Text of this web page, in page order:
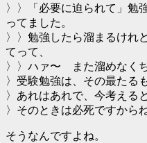
〉〉「必要に迫られて」勉
ってました。
〉〉勉強したら溜まるけれ
てって、
〉〉ハァ〜 また溜めなく
〉受験勉強は、その最たる
〉あれはあれで、今考える
〉そのときは必死ですからね
そうなんですよね。